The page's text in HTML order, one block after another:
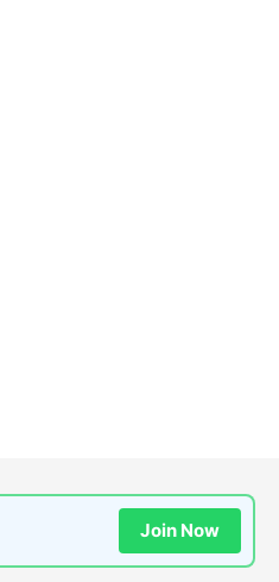
Join Now